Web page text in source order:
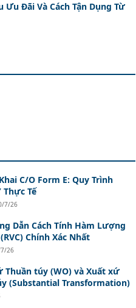
Ưu Đãi Và Cách Tận Dụng Từ
C/O Form E: Quy Trình
Thực Tế
7/26
Dẫn Cách Tính Hàm Lượng
Chính Xác Nhất
26
Thuần túy (WO) và Xuất xứ
(Substantial Transformation)